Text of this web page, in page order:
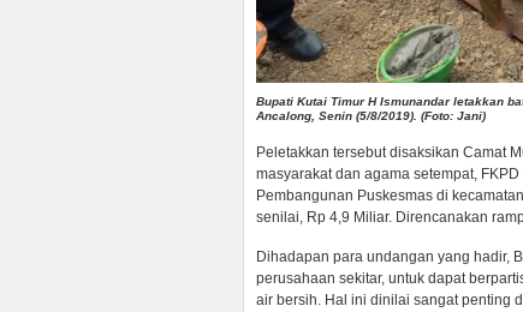
Bupati Kutai Timur H Ismunandar letakkan
Ancalong, Senin (5/8/2019). (Foto: Jani)
Peletakkan tersebut disaksikan Camat
masyarakat dan agama setempat,
Pembangunan Puskesmas di
senilai, Rp 4,9 Miliar. Direncanakan
Dihadapan para undangan yang hadir,
perusahaan sekitar, untuk dapat
air bersih. Hal ini dinilai sangat penting